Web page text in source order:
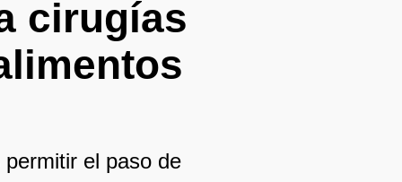
cirugías
el paso de